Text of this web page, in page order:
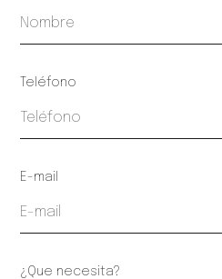
Teléfono
E-mail
¿Que necesita?